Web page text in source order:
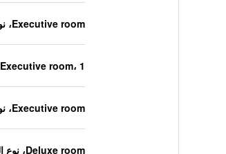
Executive room، نوع السرير غير معروف
Executive room، 1 سرير كينغ
Executive room، نوع السرير غير معروف
Deluxe room، نوع السرير غير معروف